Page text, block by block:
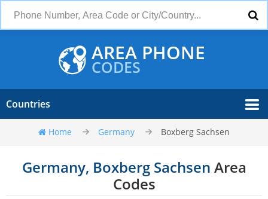
AREA PHONE
CODES
Countries
Home Germany Boxberg Sachsen
Germany, Boxberg Sachsen Area
Codes